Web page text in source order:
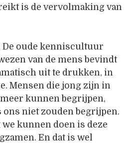
is de vervolmaking van
De oude kenniscultuur
van de mens bevindt
uit te drukken, in
Mensen die jong zijn in
kunnen begrijpen,
niet zouden begrijpen.
kunnen doen is deze
En dat is wel